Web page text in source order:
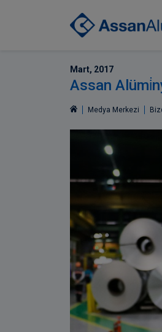
Mart, 2017
Assan
Medya Merkezi